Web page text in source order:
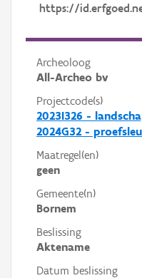
https://
Archeoloog
All-Archeo bv
Projectcode(s)
2023I326 -
2024G32 -
Maatregel(en)
geen
Gemeente(n)
Bornem
Beslissing
Aktename
Datum beslissing